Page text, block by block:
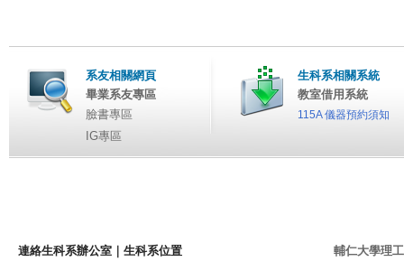
系友相關網頁
畢業系友專區
臉書專區
IG專區
生科系相關系統
教室借用系統
115A 儀器預約須知
連絡生科系辦公室 生科系位置 輔仁大學理